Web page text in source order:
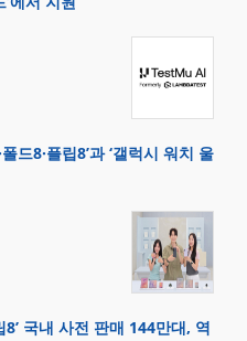
드8·플립8’과 ‘갤럭시 워치 울
8’ 국내 사전 판매 144만대, 역